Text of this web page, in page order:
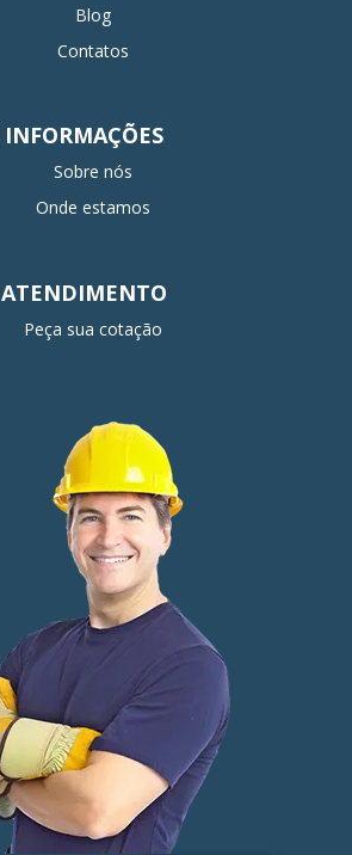
Blog
Contatos
INFORMAÇÕES
Sobre nós
Onde estamos
ATENDIMENTO
Peça sua cotação